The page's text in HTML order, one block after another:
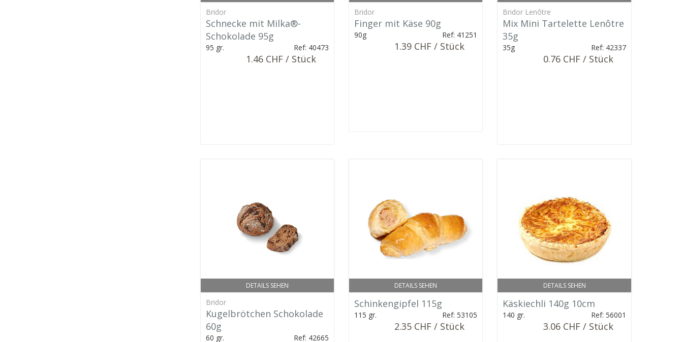
Bridor
Schnecke mit Milka®-
Schokolade 95g
95 gr. Ref: 40473
1.46 CHF / Stück
Bridor
Finger mit Käse 90g
90g Ref: 41251
1.39 CHF / Stück
Bridor Lenôtre
Mix Mini Tartelette Lenôtre
35g
35g Ref: 42337
0.76 CHF / Stück
DETAILS SEHEN
Bridor
Kugelbrötchen Schokolade
60g
60 gr. Ref: 42665
DETAILS SEHEN
Schinkengipfel 115g
115 gr. Ref: 53105
2.35 CHF / Stück
DETAILS SEHEN
Käskiechli 140g 10cm
140 gr. Ref: 56001
3.06 CHF / Stück